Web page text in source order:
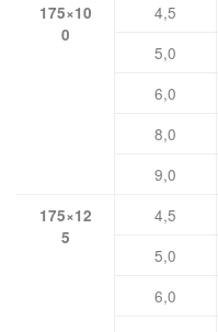
175×10
0
4,5
5,0
6,0
8,0
9,0
175×12
5
4,5
5,0
6,0